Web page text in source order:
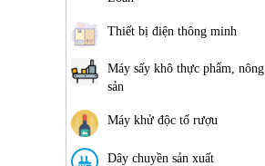
Thiết bị điện thông minh
Máy sấy khô thực phẩm, nông
sản
Máy khử độc tố rượu
Dây chuyền sản xuất